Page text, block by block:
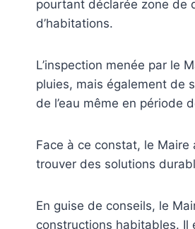
pourtant déclarée zone de
d’habitations.
L’inspection menée par le
pluies, mais également de
de l’eau même en période
Face à ce constat, le
trouver des solutions
En guise de conseils, le
constructions habitables. Il